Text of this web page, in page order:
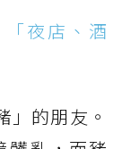
夜店、酒
」的朋友。